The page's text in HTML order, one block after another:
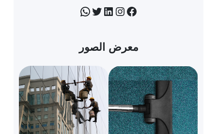
فيسبوكإنستجرام لينكد إنتويتر واتساب
معرض الصور